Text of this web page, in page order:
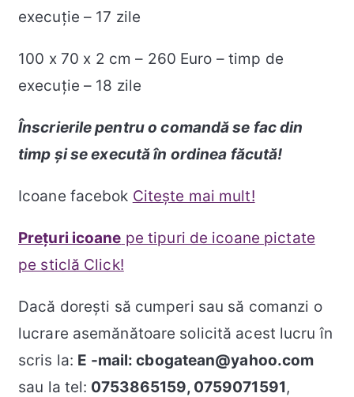
execuție – 17 zile
100 x 70 x 2 cm – 260 Euro – timp de
execuție – 18 zile
Înscrierile pentru o comandă se fac din
timp și se execută în ordinea făcută!
Icoane facebok Citește mai mult!
Prețuri icoane pe tipuri de icoane pictate
pe sticlă Click!
Dacă doreşti să cumperi sau să comanzi o
lucrare asemănătoare solicită acest lucru în
scris la: E -mail: cbogatean@yahoo.com
sau la tel: 0753865159, 0759071591,